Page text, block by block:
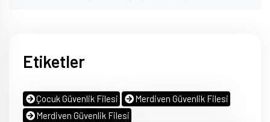
Etiketler
Çocuk Güvenlik Filesi
Merdiven Güvenlik Filesi
Merdiven Güvenlik Filesi